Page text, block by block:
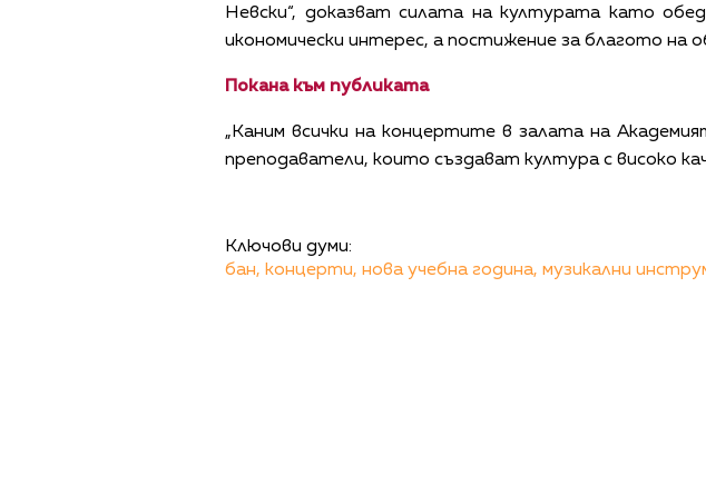
Невски“, доказват силата на културата като
икономически интерес, а постижение за благото
Покана към публиката
„Каним всички на концертите в залата на
преподаватели, които създават култура с високо
Ключови думи:
бан, концерти, нова учебна година, музикални